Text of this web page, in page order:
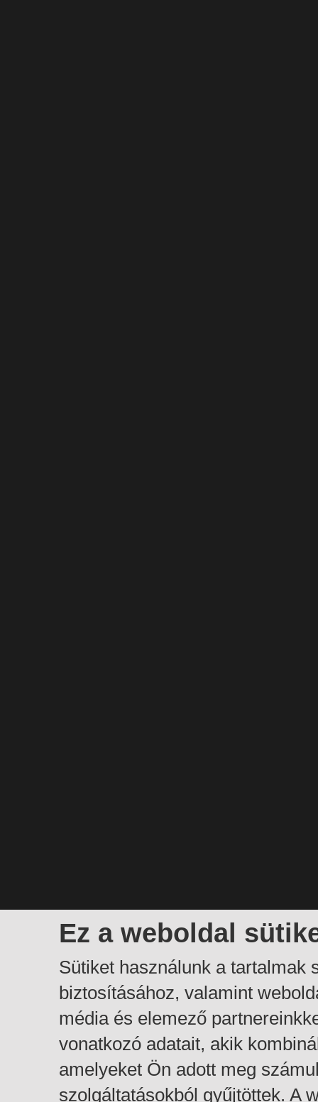
Ez a weboldal
Sütiket használunk a tartalmak
biztosításához, valamint
média és elemező
vonatkozó adatait, akik
amelyeket Ön adott meg
szolgáltatásokból gyűjtöttek. A